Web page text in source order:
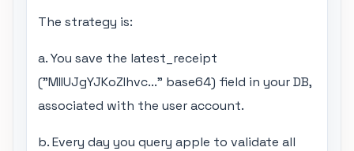
The strategy is:
a. You save the latest_receipt
("MIIUJgYJKoZIhvc..." base64) field in your DB,
associated with the user account.
b. Every day you query apple to validate all